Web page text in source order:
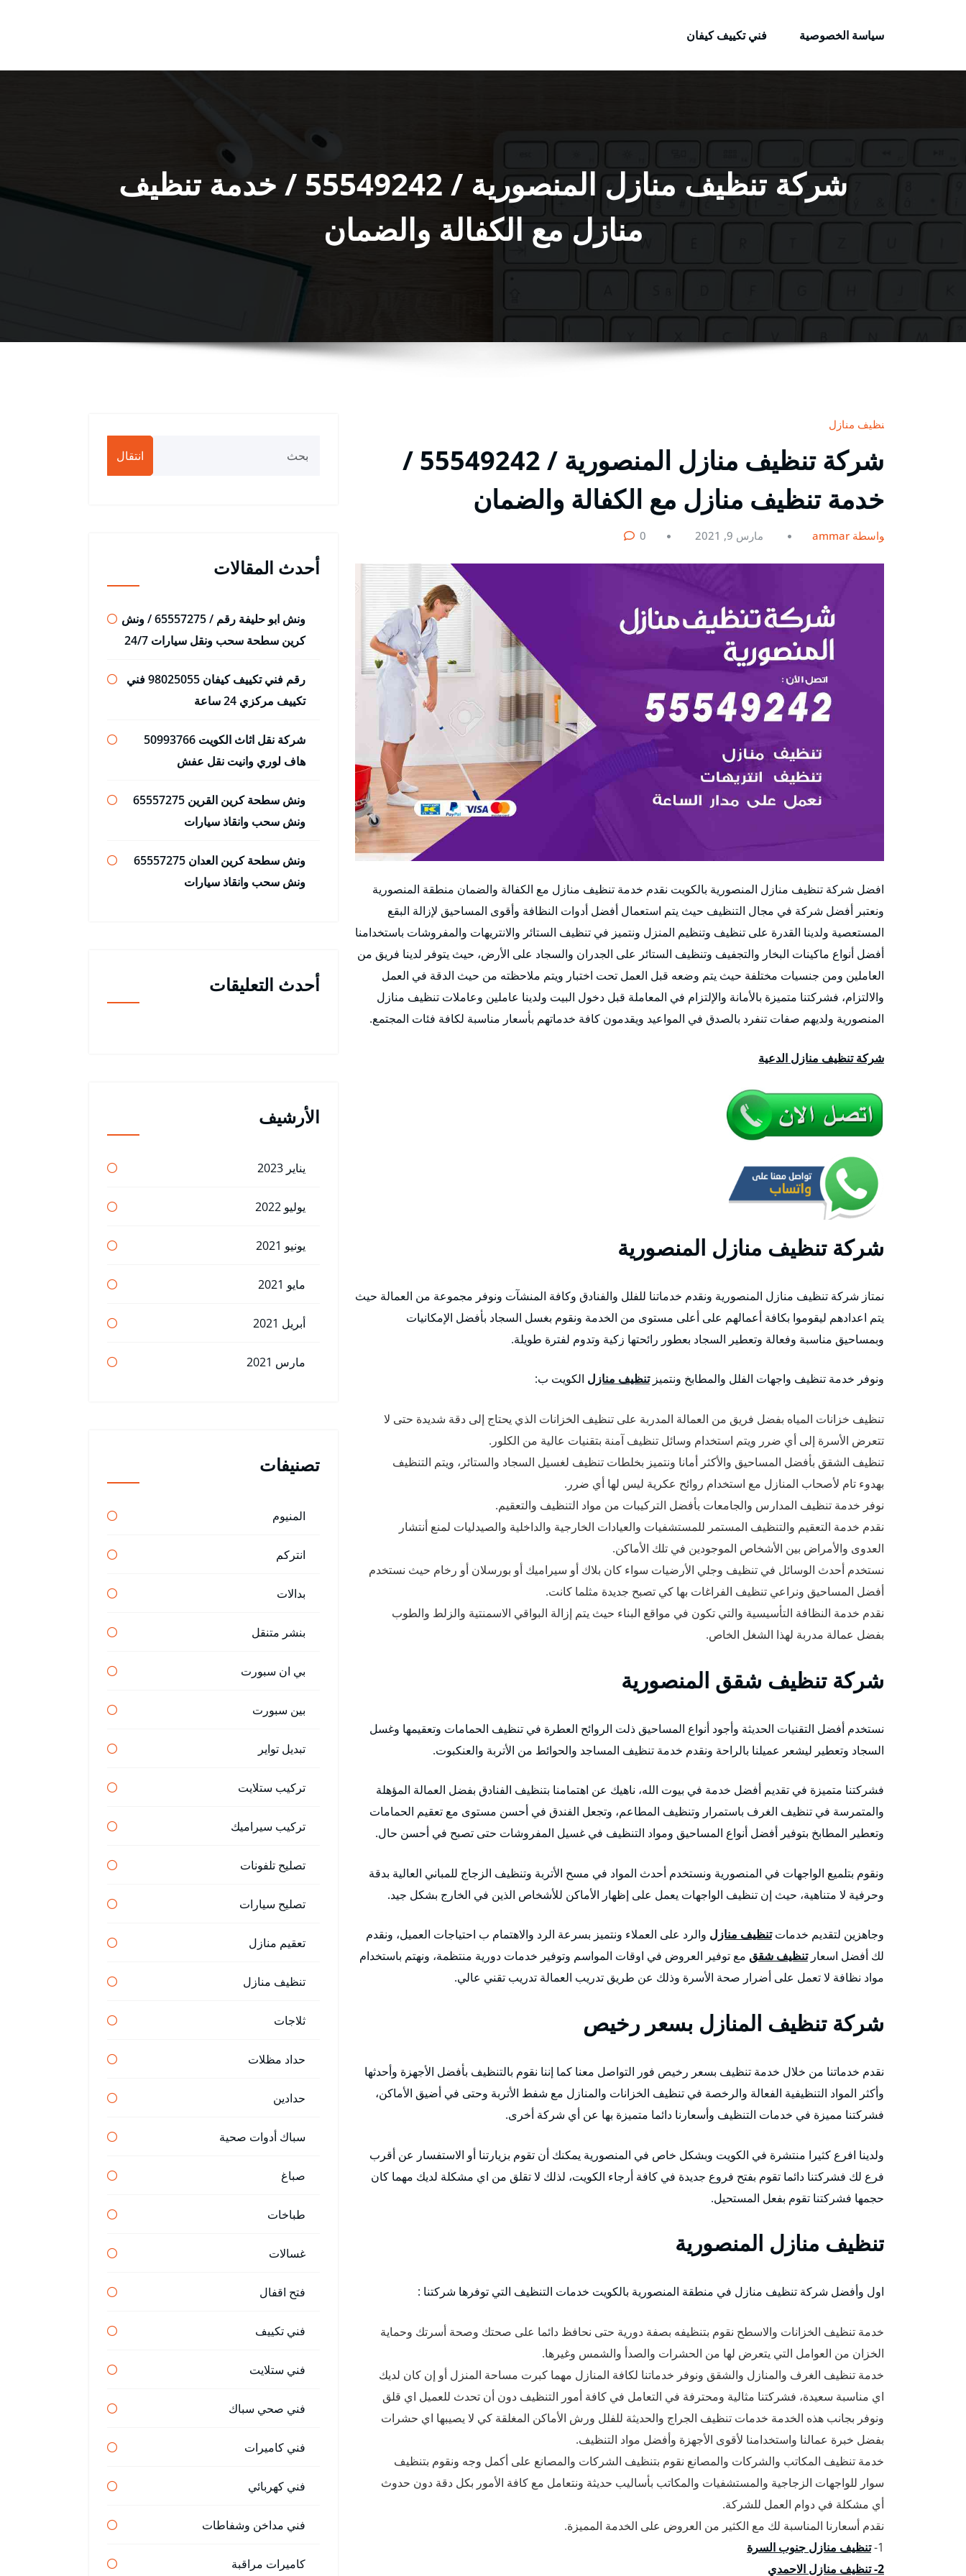
سياسة الخصوصية
فني تكييف كيفان
شركة تنظيف منازل المنصورية / 55549242 / خدمة تنظيف
منازل مع الكفالة والضمان
تنظيف منازل
شركة تنظيف منازل المنصورية / 55549242 /
خدمة تنظيف منازل مع الكفالة والضمان
بواسطة ammar مارس 9, 2021 0
افضل شركة تنظيف منازل المنصورية بالكويت نقدم خدمة تنظيف منازل مع الكفالة والضمان منطقة المنصورية
ونعتبر أفضل شركة في مجال التنظيف حيث يتم استعمال أفضل أدوات النظافة وأقوى المساحيق لإزالة البقع
المستعصية ولدينا القدرة على تنظيف وتنظيم المنزل ونتميز في تنظيف الستائر والانتريهات والمفروشات باستخدامنا
أفضل أنواع ماكينات البخار والتجفيف وتنظيف الستائر على الجدران والسجاد على الأرض، حيث يتوفر لدينا فريق من
العاملين ومن جنسيات مختلفة حيث يتم وضعه قبل العمل تحت اختبار ويتم ملاحظته من حيث الدقة في العمل
والالتزام، فشركتنا متميزة بالأمانة والإلتزام في المعاملة قبل دخول البيت ولدينا عاملين وعاملات تنظيف منازل
المنصورية ولديهم صفات تنفرد بالصدق في المواعيد ويقدمون كافة خدماتهم بأسعار مناسبة لكافة فئات المجتمع.
شركة تنظيف منازل الدعية
شركة تنظيف منازل المنصورية
نمتاز شركة تنظيف منازل المنصورية ونقدم خدماتنا للفلل والفنادق وكافة المنشآت ونوفر مجموعة من العمالة حيث
يتم اعدادهم ليقوموا بكافة أعمالهم على أعلى مستوى من الخدمة ونقوم بغسل السجاد بأفضل الإمكانيات
وبمساحيق مناسبة وفعالة وتعطير السجاد بعطور رائحتها زكية وتدوم لفترة طويلة.
ونوفر خدمة تنظيف واجهات الفلل والمطابخ ونتميزتنظيف منازل الكويت ب:
تنظيف خزانات المياه بفضل فريق من العمالة المدربة على تنظيف الخزانات الذي يحتاج إلى دقة شديدة حتى لا
تتعرض الأسرة إلى أي ضرر ويتم استخدام وسائل تنظيف آمنة بتقنيات عالية من الكلور.
تنظيف الشقق بأفضل المساحيق والأكثر أمانا ونتميز بخلطات تنظيف لغسيل السجاد والستائر، ويتم التنظيف
بهدوء تام لأصحاب المنازل مع استخدام روائح عكرية ليس لها أي ضرر.
نوفر خدمة تنظيف المدارس والجامعات بأفضل التركيبات من مواد التنظيف والتعقيم.
نقدم خدمة التعقيم والتنظيف المستمر للمستشفيات والعيادات الخارجية والداخلية والصيدليات لمنع أنتشار
العدوى والأمراض بين الأشخاص الموجودين في تلك الأماكن.
نستخدم أحدث الوسائل في تنظيف وجلي الأرضيات سواء كان بلاك أو سيراميك أو بورسلان أو رخام حيث نستخدم
أفضل المساحيق ونراعي تنظيف الفراغات بها كي تصبح جديدة مثلما كانت.
نقدم خدمة النظافة التأسيسية والتي تكون في مواقع البناء حيث يتم إزالة البواقي الاسمنتية والزلط والطوب
بفضل عمالة مدربة لهذا الشغل الخاص.
شركة تنظيف شقق المنصورية
نستخدم أفضل التقنيات الحديثة وأجود أنواع المساحيق ذلت الروائح العطرة في تنظيف الحمامات وتعقيمها وغسل
السجاد وتعطير ليشعر عميلنا بالراحة ونقدم خدمة تنظيف المساجد والحوائط من الأتربة والعنكبوت.
فشركتنا متميزة في تقديم أفضل خدمة في بيوت الله، ناهيك عن اهتمامنا بتنظيف الفنادق بفضل العمالة المؤهلة
والمتمرسة في تنظيف الغرف باستمرار وتنظيف المطاعم، وتجعل الفندق في أحسن مستوى مع تعقيم الحمامات
وتعطير المطابخ بتوفير أفضل أنواع المساحيق ومواد التنظيف في غسيل المفروشات حتى تصبح في أحسن حال.
ونقوم بتلميع الواجهات في المنصورية ونستخدم أحدث المواد في مسح الأتربة وتنظيف الزجاج للمباني العالية بدقة
وحرفية لا متناهية، حيث إن تنظيف الواجهات يعمل على إظهار الأماكن للأشخاص الذين في الخارج بشكل جيد.
وجاهزين لتقديم خدماتتنظيف منازل والرد على العملاء ونتميز بسرعة الرد والاهتمام ب احتياجات العميل، ونقدم
لك أفضل اسعارتنظيف شقق مع توفير العروض في اوقات المواسم وتوفير خدمات دورية منتظمة، ونهتم باستخدام
مواد نظافة لا تعمل على أضرار صحة الأسرة وذلك عن طريق تدريب العمالة تدريب تقني عالي.
شركة تنظيف المنازل بسعر رخيص
نقدم خدماتنا من خلال خدمة تنظيف بسعر رخيص فور التواصل معنا كما إننا نقوم بالتنظيف بأفضل الأجهزة وأحدثها
وأكثر المواد التنظيفية الفعالة والرخصة في تنظيف الخزانات والمنازل مع شفط الأتربة وحتى في أضيق الأماكن،
فشركتنا مميزة في خدمات التنظيف وأسعارنا دائما متميزة بها عن أي شركة أخرى.
ولدينا افرع كثيرا منتشرة في الكويت وبشكل خاص في المنصورية يمكنك أن تقوم بزيارتنا أو الاستفسار عن أقرب
فرع لك فشركتنا دائما تقوم بفتح فروع جديدة في كافة أرجاء الكويت، لذلك لا تقلق من اي مشكلة لديك مهما كان
حجمها فشركتنا تقوم بفعل المستحيل.
تنظيف منازل المنصورية
اول وأفضل شركة تنظيف منازل في منطقة المنصورية بالكويت خدمات التنظيف التي توفرها شركتنا :
خدمة تنظيف الخزانات والاسطح نقوم بتنظيفه بصفة دورية حتى نحافظ دائما على صحتك وصحة أسرتك وحماية
الخزان من العوامل التي يتعرض لها من الحشرات والصدأ والشمس وغيرها.
خدمة تنظيف الغرف والمنازل والشقق ونوفر خدماتنا لكافة المنازل مهما كبرت مساحة المنزل أو إن كان لديك
اي مناسبة سعيدة، فشركتنا مثالية ومحترفة في التعامل في كافة أمور التنظيف دون أن تحدث للعميل اي قلق
ونوفر بجانب هذه الخدمة خدمات تنظيف الجراج والحديثة للفلل ورش الأماكن المغلقة كي لا يصيبها اي حشرات
بفضل خبرة عمالنا واستخدامنا لأقوى الأجهزة وأفضل مواد التنظيف.
خدمة تنظيف المكاتب والشركات والمصانع نقوم بتنظيف الشركات والمصانع على أكمل وجه ونقوم بتنظيف
سوار للواجهات الزجاجية والمستشفيات والمكاتب بأساليب حديثة ونتعامل مع كافة الأمور بكل دقة دون حدوث
أي مشكلة في دوام العمل للشركة.
نقدم أسعارنا المناسبة لك مع الكثير من العروض على الخدمة المميزة.
1- تنظيف منازل جنوب السرة
2- تنظيف منازل الاحمدي
انتقال
أحدث المقالات
ونش ابو حليفة رقم / 65557275 / ونش
كرين سطحة سحب ونقل سيارات 24/7
رقم فني تكييف كيفان 98025055 فني
تكييف مركزي 24 ساعة
شركة نقل اثاث الكويت 50993766
هاف لوري وانيت نقل عفش
ونش سطحة كرين القرين 65557275
ونش سحب وانقاذ سيارات
ونش سطحة كرين العدان 65557275
ونش سحب وانقاذ سيارات
أحدث التعليقات
الأرشيف
يناير 2023
يوليو 2022
يونيو 2021
مايو 2021
أبريل 2021
مارس 2021
تصنيفات
المنيوم
انتركم
بدالات
بنشر متنقل
بي ان سبورت
بين سبورت
تبديل تواير
تركيب ستلايت
تركيب سيراميك
تصليح تلفونات
تصليح سيارات
تعقيم منازل
تنظيف منازل
ثلاجات
حداد مظلات
حدادين
سباك أدوات صحية
صباغ
طباخات
غسالات
فتح اقفال
فني تكييف
فني ستلايت
فني صحي سباك
فني كاميرات
فني كهربائي
فني مداخن وشفاطات
كاميرات مراقبة